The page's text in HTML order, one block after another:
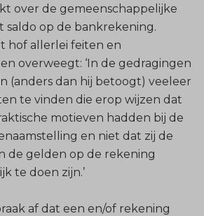
over de gemeenschappelijke
saldo op de bankrekening.
hof allerlei feiten en
overweegt: ‘In de gedragingen
(anders dan hij betoogt) veeleer
te vinden die erop wijzen dat
motieven hadden bij de
en niet dat zij de
de gelden op de rekening
te doen zijn.’
af dat een en/of rekening